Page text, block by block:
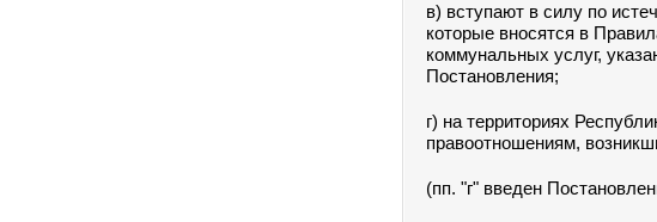
в) вступают в силу по
которые вносятся в
коммунальных услуг,
Постановления;
г) на территориях
правоотношениям,
(пп. "г" введен